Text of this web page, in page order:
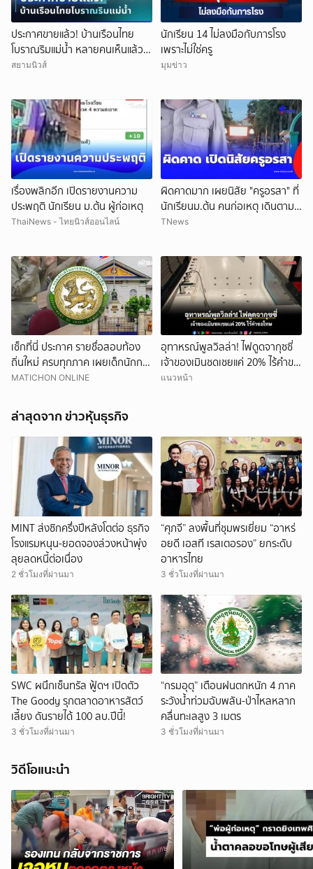
ประกาศขายแล้ว! บ้านเรือนไทย
โบราณริมแม่น้ำ หลายคนเห็นแล้ว
จำได้ เคยเป็นฉากหนังดัง
สยามนิวส์
นักเรียน 14 ไม่ลงมือกับภารโรง
เพราะไม่ใช่ครู
มุมข่าว
เรื่องพลิกอีก เปิดรายงานความ
ประพฤติ นักเรียน ม.ต้น ผู้ก่อเหตุ
ThaiNews - ไทยนิวส์ออนไลน์
ผิดคาดมาก เผยนิสัย "ครูอรสา" ที่
นักเรียนม.ต้น คนก่อเหตุ เดินตาม
หา
TNews
เช็กที่นี่ ประกาศ รายชื่อสอบท้อง
ถิ่นใหม่ ครบทุกภาค เผยเด็กนักการ
เมืองดังหลุดอื้อ
MATICHON ONLINE
อุทาหรณ์พูลวิลล่า! ไฟดูดจากุซซี่
เจ้าของเมินชดเชยแค่ 20% ไร้คำขอ
โทษ
แนวหน้า
ล่าสุดจาก ข่าวหุ้นธุรกิจ
MINT ส่งซิกครึ่งปีหลังโตต่อ ธุรกิจ
โรงแรมหนุน-ยอดจองล่วงหน้าพุ่ง
ลุยลดหนี้ต่อเนื่อง
2 ชั่วโมงที่ผ่านมา
“ศุภจี” ลงพื้นที่ชุมพรเยี่ยม “อาหร่
อยดี เอสที เรสเตอรอง” ยกระดับ
อาหารไทย
3 ชั่วโมงที่ผ่านมา
SWC ผนึกเซ็นทรัล ฟู้ดฯ เปิดตัว
The Goody รุกตลาดอาหารสัตว์
เลี้ยง ดันรายได้ 100 ลบ.ปีนี้!
3 ชั่วโมงที่ผ่านมา
“กรมอุตุ” เตือนฝนตกหนัก 4 ภาค
ระวังน้ำท่วมฉับพลัน-ป่าไหลหลาก
คลื่นทะเลสูง 3 เมตร
3 ชั่วโมงที่ผ่านมา
วิดีโอแนะนำ